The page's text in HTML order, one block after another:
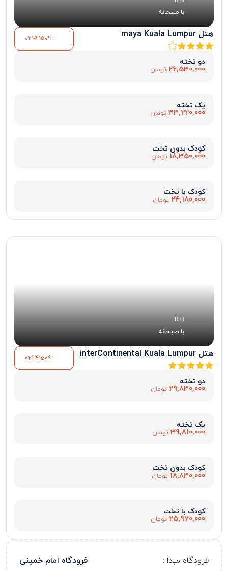
با صبحانه
هتل maya Kuala Lumpur 021-41509
دو تخته
26,530,000 تومان
یک تخته
33,220,000 تومان
کودک بدون تخت
18,350,000 تومان
کودک با تخت
24,180,000 تومان
B.B
با صبحانه
هتل interContinental Kuala Lumpur 021-41509
دو تخته
29,830,000 تومان
یک تخته
39,810,000 تومان
کودک بدون تخت
18,830,000 تومان
کودک با تخت
25,970,000 تومان
فرودگاه مبدا : فرودگاه امام خمینی